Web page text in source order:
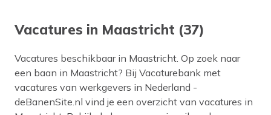
Vacatures in Maastricht (37)
Vacatures beschikbaar in Maastricht. Op zoek naar
een baan in Maastricht? Bij Vacaturebank met
vacatures van werkgevers in Nederland -
deBanenSite.nl vind je een overzicht van vacatures in